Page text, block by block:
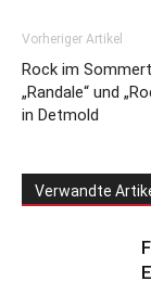
Vorheriger Artikel
Rock im
„Randale“ und
in Detmold
Verwandte